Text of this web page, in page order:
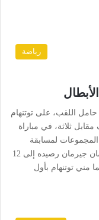
رياضة
اللقب، على توتنهام
ثلاثة، في مباراة
لمسابقة
دوري أبطال أوروبا. وبهذه النتيجة رفع باريس سان جيرمان رصيده إلى 12
مني توتنهام بأول